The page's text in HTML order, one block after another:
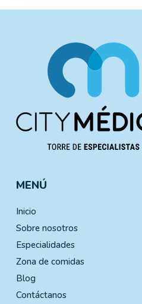
MENÚ
Inicio
Sobre nosotros
Especialidades
Zona de comidas
Blog
Contáctanos